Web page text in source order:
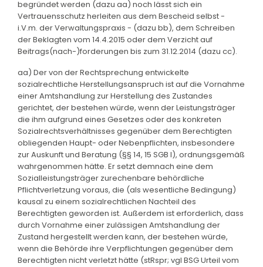
begründet werden (dazu aa) noch lässt sich ein
Vertrauensschutz herleiten aus dem Bescheid selbst -
i.V.m. der Verwaltungspraxis - (dazu bb), dem Schreiben
der Beklagten vom 14.4.2015 oder dem Verzicht auf
Beitrags(nach-)forderungen bis zum 31.12.2014 (dazu cc).
aa) Der von der Rechtsprechung entwickelte
sozialrechtliche Herstellungsanspruch ist auf die Vornahme
einer Amtshandlung zur Herstellung des Zustandes
gerichtet, der bestehen würde, wenn der Leistungsträger
die ihm aufgrund eines Gesetzes oder des konkreten
Sozialrechtsverhältnisses gegenüber dem Berechtigten
obliegenden Haupt- oder Nebenpflichten, insbesondere
zur Auskunft und Beratung (§§ 14, 15 SGB I), ordnungsgemäß
wahrgenommen hätte. Er setzt demnach eine dem
Sozialleistungsträger zurechenbare behördliche
Pflichtverletzung voraus, die (als wesentliche Bedingung)
kausal zu einem sozialrechtlichen Nachteil des
Berechtigten geworden ist. Außerdem ist erforderlich, dass
durch Vornahme einer zulässigen Amtshandlung der
Zustand hergestellt werden kann, der bestehen würde,
wenn die Behörde ihre Verpflichtungen gegenüber dem
Berechtigten nicht verletzt hätte (stRspr; vgl BSG Urteil vom